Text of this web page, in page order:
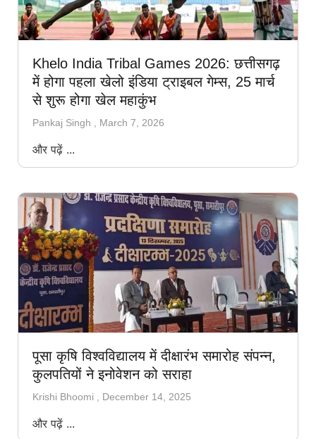
Khelo India Tribal Games 2026: छत्तीसगढ़
में होगा पहला खेलो इंडिया ट्राइबल गेम्स, 25 मार्च
से शुरू होगा खेल महाकुंभ
Pankaj Singh March 7, 2026
और पढ़ें ...
पूसा कृषि विश्वविद्यालय में दीक्षारंभ समारोह संपन्न,
कुलपतियों ने इनोवेशन को सराहा
Krishi Bhoomi December 14, 2025
और पढ़ें ...